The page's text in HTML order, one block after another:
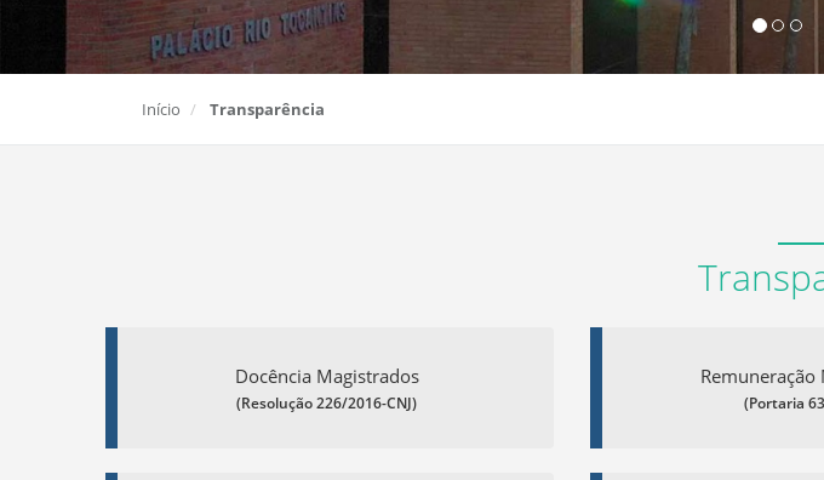
Início Transparência
Docência Magistrados
(Resolução 226/2016-CNJ)
Remuneração
(Portaria